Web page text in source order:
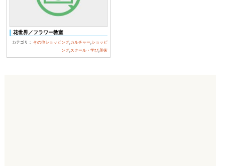
花世界／フラワー教室
カテゴリ：その他ショッピング,カルチャー,ショッピ
ング,スクール・学び,美術